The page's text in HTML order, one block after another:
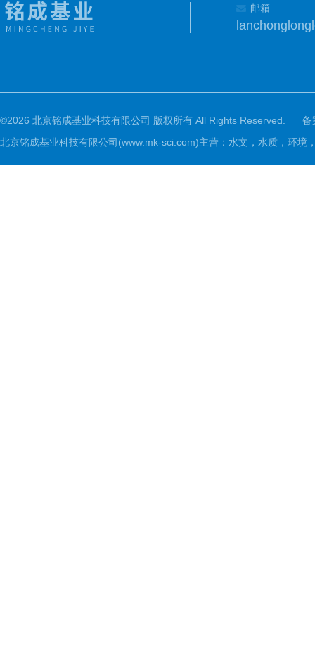
邮箱
©2026 北京铭成基业科技有限公司 版权所有 All Rights Reserved.
备
北京铭成基业科技有限公司(www.mk-sci.com)主营：水文，水质，环境